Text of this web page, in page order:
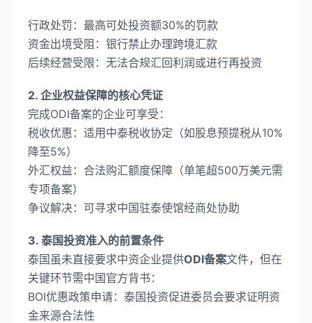
​行政处罚​：最高可处投资额30%的罚款
​资金出境受阻​：银行禁止办理跨境汇款
​后续经营受限​：无法合规汇回利润或进行再投资
​2. 企业权益保障的核心凭证​
完成ODI备案的企业可享受：
​税收优惠​：适用中泰税收协定（如股息预提税从10%
降至5%）
外汇权益​：合法购汇额度保障（单笔超500万美元需
专项备案）
​争议解决​：可寻求中国驻泰使馆经商处协助
​3. 泰国投资准入的前置条件​
泰国虽未直接要求中资企业提供ODI备案文件，但在
关键环节需中国官方背书：
​BOI优惠政策申请​：泰国投资促进委员会要求证明资
金来源合法性